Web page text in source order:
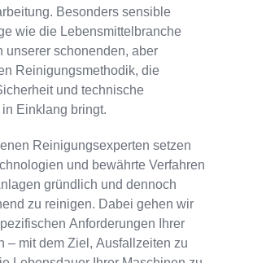
Besonders sensible
wie die Lebensmittelbranche
unserer schonenden, aber
Reinigungsmethodik, die
und technische
Einklang bringt.
Reinigungsexperten setzen
und bewährte Verfahren
gründlich und dennoch
zu reinigen. Dabei gehen wir
Anforderungen Ihrer
– mit dem Ziel, Ausfallzeiten zu